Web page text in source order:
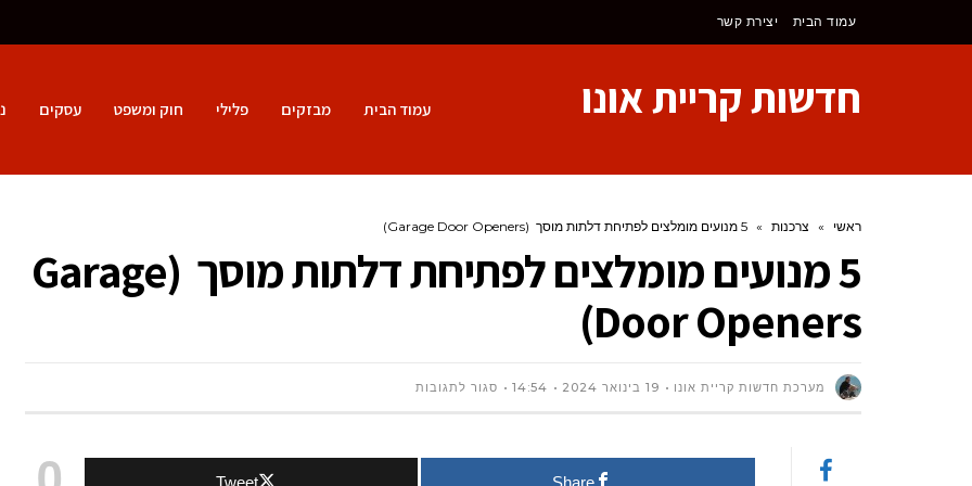
עמוד הבית יצירת קשר
חדשות קריית אונו עמוד הבית מבזקים פלילי חוק ומשפט עסקים
ראשי » צרכנות » 5 מנועים מומלצים לפתיחת דלתות מוסך (Garage Door Openers)
5 מנועים מומלצים לפתיחת דלתות מוסך (Garage
Door Openers)
מערכת חדשות קריית אונו 19 בינואר 2024 14:54 סגור לתגובותעל
Share
Tweet